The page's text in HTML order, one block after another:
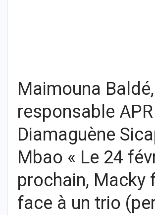
Maimouna Baldé,
responsable APR
Diamaguène
Mbao « Le 24
prochain, Macky
face à un trio